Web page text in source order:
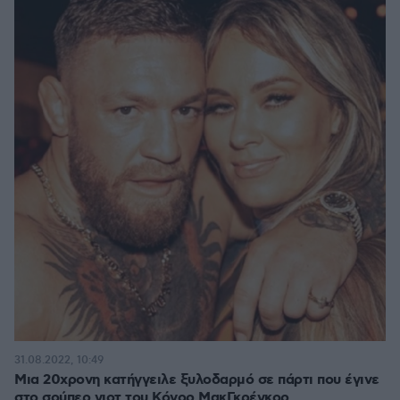
Μια 20χρονη κατήγγειλε ξυλοδαρμό σε πάρτι που έγινε
31.08.2022, 10:49